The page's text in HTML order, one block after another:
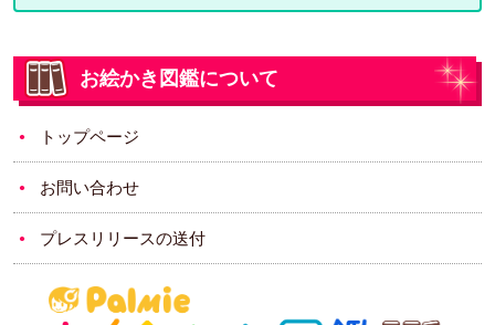
お絵かき図鑑について
トップページ
お問い合わせ
プレスリリースの送付